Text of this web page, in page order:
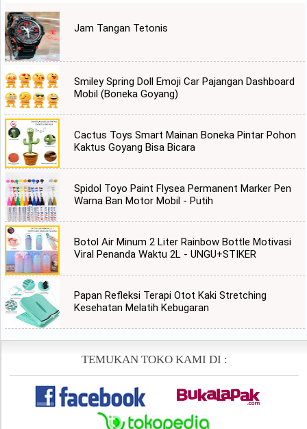
Jam Tangan Tetonis
Smiley Spring Doll Emoji Car Pajangan Dashboard
Mobil (Boneka Goyang)
Cactus Toys Smart Mainan Boneka Pintar Pohon
Kaktus Goyang Bisa Bicara
Spidol Toyo Paint Flysea Permanent Marker Pen
Warna Ban Motor Mobil - Putih
Botol Air Minum 2 Liter Rainbow Bottle Motivasi
Viral Penanda Waktu 2L - UNGU+STIKER
Papan Refleksi Terapi Otot Kaki Stretching
Kesehatan Melatih Kebugaran
TEMUKAN TOKO KAMI DI :